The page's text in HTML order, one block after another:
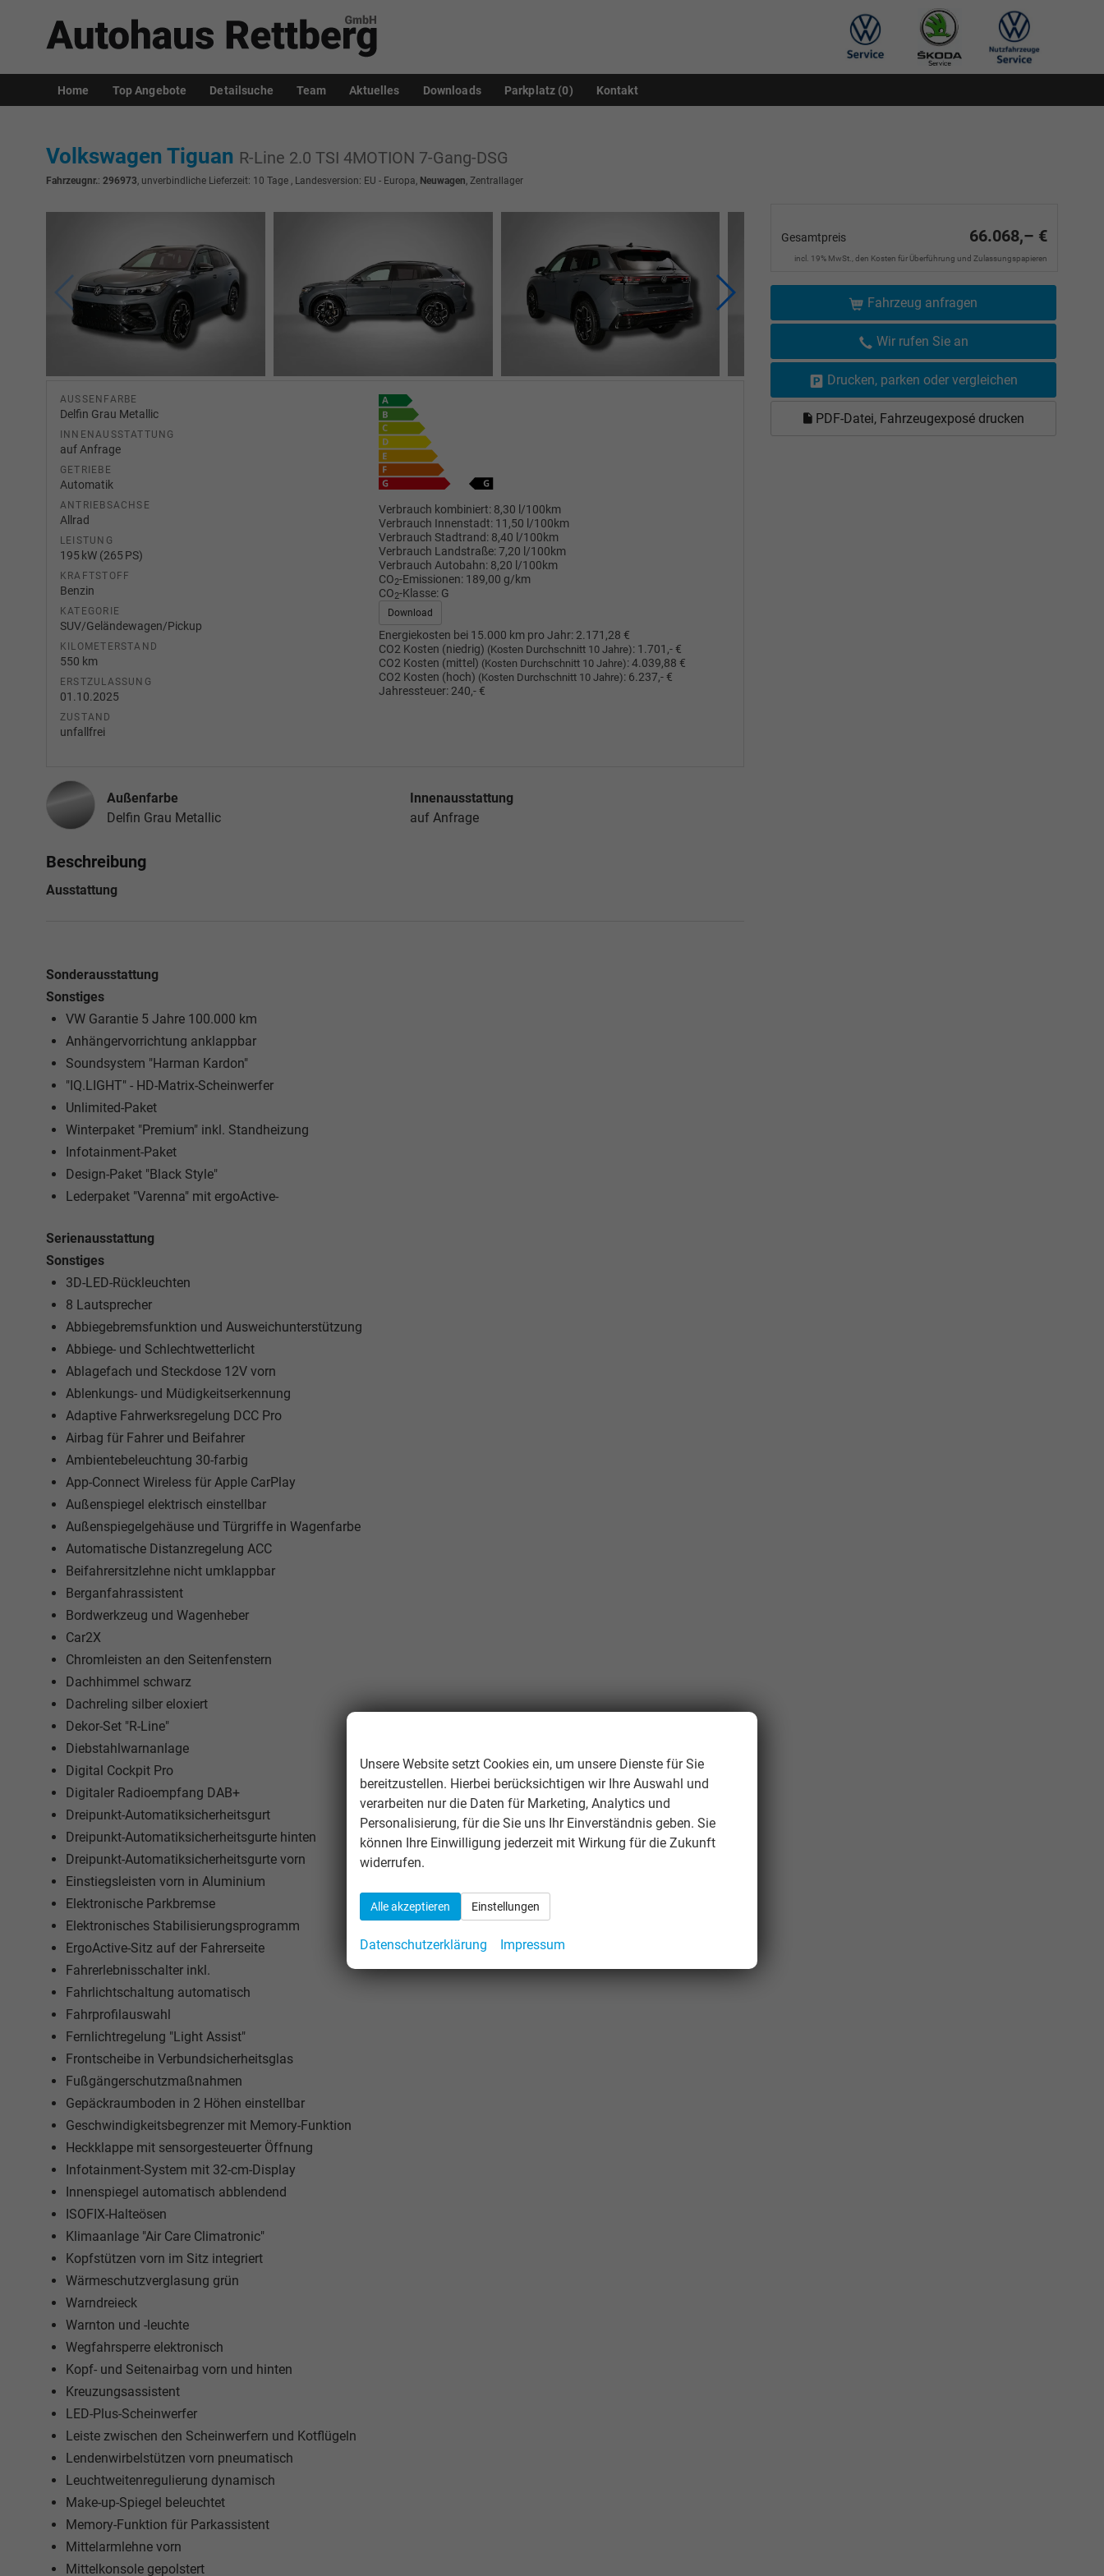
Home Top Angebote Detailsuche Team Aktuelles Downloads Parkplatz (0) Kontakt
Volkswagen Tiguan R-Line 2.0 TSI 4MOTION 7-Gang-DSG
Fahrzeugnr.: 296973, unverbindliche Lieferzeit: 10 Tage , Landesversion: EU - Europa, Neuwagen, Zentrallager
Gesamtpreis 66.068,– €
incl. 19% MwSt., den Kosten für Überführung und Zulassungspapieren
Fahrzeug anfragen
Wir rufen Sie an
Drucken, parken oder vergleichen
PDF-Datei, Fahrzeugexposé drucken
AUSSENFARBE
Delfin Grau Metallic
INNENAUSSTATTUNG
auf Anfrage
GETRIEBE
Automatik
ANTRIEBSACHSE
Allrad
LEISTUNG
195 kW (265 PS)
KRAFTSTOFF
Benzin
KATEGORIE
SUV/Geländewagen/Pickup
KILOMETERSTAND
550 km
ERSTZULASSUNG
01.10.2025
ZUSTAND
unfallfrei
Verbrauch kombiniert: 8,30 l/100km
Verbrauch Innenstadt: 11,50 l/100km
Verbrauch Stadtrand: 8,40 l/100km
Verbrauch Landstraße:7,20 l/100km
Verbrauch Autobahn: 8,20 l/100km
CO2-Emissionen: 189,00 g/km
CO2-Klasse: G
Download
Energiekosten bei 15.000 km pro Jahr: 2.171,28 €
CO2 Kosten (niedrig) (Kosten Durchschnitt 10 Jahre): 1.701,- €
CO2 Kosten (mittel) (Kosten Durchschnitt 10 Jahre):4.039,88 €
CO2 Kosten (hoch) (Kosten Durchschnitt 10 Jahre): 6.237,- €
Jahressteuer: 240,- €
Außenfarbe
Delfin Grau Metallic
Innenausstattung
auf Anfrage
Beschreibung
Ausstattung
Sonderausstattung
Sonstiges
VW Garantie 5 Jahre 100.000 km
Anhängervorrichtung anklappbar
Soundsystem "Harman Kardon"
"IQ.LIGHT" - HD-Matrix-Scheinwerfer
Unlimited-Paket
Winterpaket "Premium" inkl. Standheizung
Infotainment-Paket
Design-Paket "Black Style"
Lederpaket "Varenna" mit ergoActive-
Serienausstattung
Sonstiges
3D-LED-Rückleuchten
8 Lautsprecher
Abbiegebremsfunktion und Ausweichunterstützung
Abbiege- und Schlechtwetterlicht
Ablagefach und Steckdose 12V vorn
Ablenkungs- und Müdigkeitserkennung
Adaptive Fahrwerksregelung DCC Pro
Airbag für Fahrer und Beifahrer
Ambientebeleuchtung 30-farbig
App-Connect Wireless für Apple CarPlay
Außenspiegel elektrisch einstellbar
Außenspiegelgehäuse und Türgriffe in Wagenfarbe
Automatische Distanzregelung ACC
Beifahrersitzlehne nicht umklappbar
Berganfahrassistent
Bordwerkzeug und Wagenheber
Car2X
Chromleisten an den Seitenfenstern
Dachhimmel schwarz
Dachreling silber eloxiert
Dekor-Set "R-Line"
Diebstahlwarnanlage
Digital Cockpit Pro
Digitaler Radioempfang DAB+
Dreipunkt-Automatiksicherheitsgurt
Dreipunkt-Automatiksicherheitsgurte hinten
Dreipunkt-Automatiksicherheitsgurte vorn
Einstiegsleisten vorn in Aluminium
Elektronische Parkbremse
Elektronisches Stabilisierungsprogramm
ErgoActive-Sitz auf der Fahrerseite
Fahrerlebnisschalter inkl.
Fahrlichtschaltung automatisch
Fahrprofilauswahl
Fernlichtregelung "Light Assist"
Frontscheibe in Verbundsicherheitsglas
Fußgängerschutzmaßnahmen
Gepäckraumboden in 2 Höhen einstellbar
Geschwindigkeitsbegrenzer mit Memory-Funktion
Heckklappe mit sensorgesteuerter Öffnung
Infotainment-System mit 32-cm-Display
Innenspiegel automatisch abblendend
ISOFIX-Halteösen
Klimaanlage "Air Care Climatronic"
Kopfstützen vorn im Sitz integriert
Wärmeschutzverglasung grün
Warndreieck
Warnton und -leuchte
Wegfahrsperre elektronisch
Kopf- und Seitenairbag vorn und hinten
Kreuzungsassistent
LED-Plus-Scheinwerfer
Leiste zwischen den Scheinwerfern und Kotflügeln
Lendenwirbelstützen vorn pneumatisch
Leuchtweitenregulierung dynamisch
Make-up-Spiegel beleuchtet
Memory-Funktion für Parkassistent
Mittelarmlehne vorn
Mittelkonsole gepolstert
Unsere Website setzt Cookies ein, um unsere Dienste für Sie
bereitzustellen. Hierbei berücksichtigen wir Ihre Auswahl und
verarbeiten nur die Daten für Marketing, Analytics und
Personalisierung, für die Sie uns Ihr Einverständnis geben. Sie
können Ihre Einwilligung jederzeit mit Wirkung für die Zukunft
widerrufen.
Alle akzeptieren Einstellungen
Datenschutzerklärung Impressum